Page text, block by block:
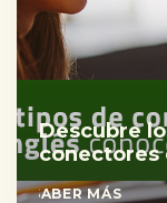
Descubre
conectores
SABER MÁS